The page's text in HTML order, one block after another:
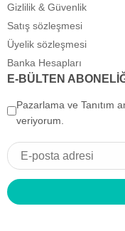
Gizlilik & Güvenlik
Satış sözleşmesi
Üyelik sözleşmesi
Banka Hesapları
E-BÜLTEN
Pazarlama ve Tanıtım
veriyorum.